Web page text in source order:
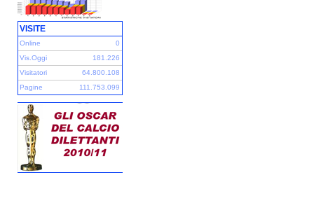
VISITE
Online
0
Vis.Oggi
181.226
Visitatori
64.800.108
Pagine
111.753.099